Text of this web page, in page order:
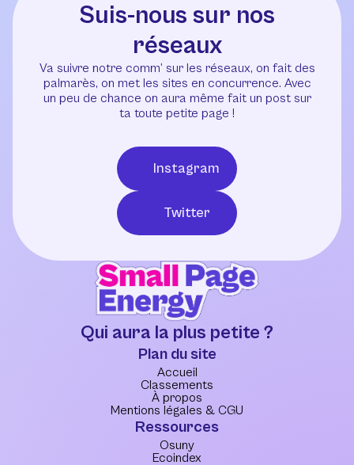
Suis-nous sur nos
réseaux
Va suivre notre comm’ sur les réseaux, on fait des
palmarès, on met les sites en concurrence. Avec
un peu de chance on aura même fait un post sur
ta toute petite page !
Instagram
Twitter
Qui aura la plus petite ?
Plan du site
Accueil
Classements
À propos
Mentions légales & CGU
Ressources
Osuny
Ecoindex